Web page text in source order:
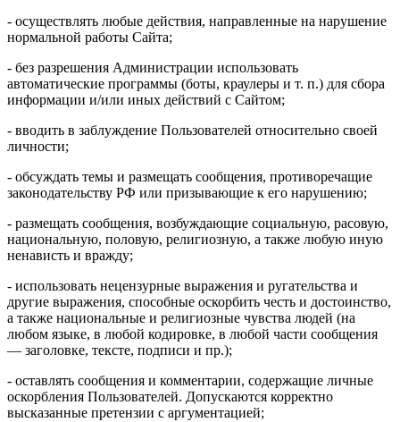
- осуществлять любые действия, направленные на нарушение
нормальной работы Сайта;
- без разрешения Администрации использовать
автоматические программы (боты, краулеры и т. п.) для сбора
информации и/или иных действий с Сайтом;
- вводить в заблуждение Пользователей относительно своей
личности;
- обсуждать темы и размещать сообщения, противоречащие
законодательству РФ или призывающие к его нарушению;
- размещать сообщения, возбуждающие социальную, расовую,
национальную, половую, религиозную, а также любую иную
ненависть и вражду;
- использовать нецензурные выражения и ругательства и
другие выражения, способные оскорбить честь и достоинство,
а также национальные и религиозные чувства людей (на
любом языке, в любой кодировке, в любой части сообщения
— заголовке, тексте, подписи и пр.);
- оставлять сообщения и комментарии, содержащие личные
оскорбления Пользователей. Допускаются корректно
высказанные претензии с аргументацией;